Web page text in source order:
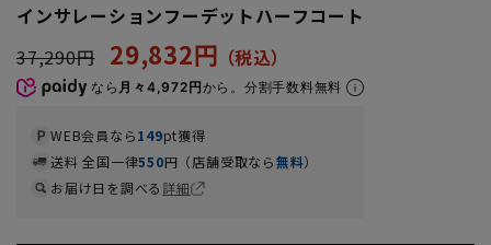
インサレーションフーデットハーフコート
37,290円
29,832円
なら 月々4,972円から。分割手数料無料
WEB会員なら149pt獲得
送料 全国一律550円（店舗受取なら無料）
お届け日を調べる詳細